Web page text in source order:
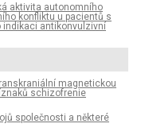
aktivita autonomního
konfliktu u pacientů s
indikaci antikonvulzivní
magnetickou
schizofrenie
společnosti a některé